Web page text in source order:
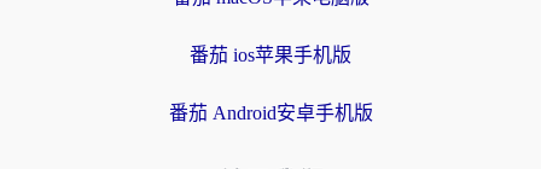
番茄 ios苹果手机版
番茄 Android安卓手机版